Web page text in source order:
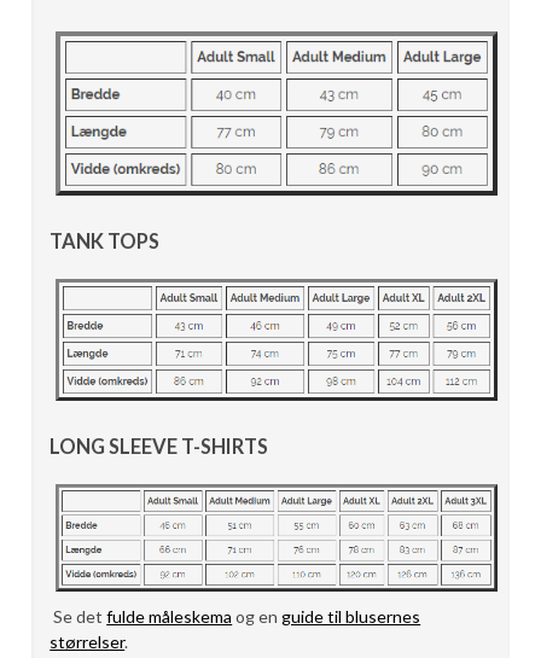
TANK TOPS
LONG SLEEVE T-SHIRTS
Se detfulde måleskema og enguide til blusernes
størrelser.